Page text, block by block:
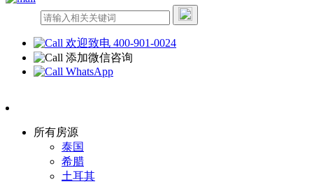
欢迎致电 400-901-0024
添加微信咨询
WhatsApp
所有房源
泰国
希腊
土耳其